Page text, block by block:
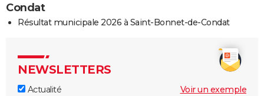
Condat
Résultat municipale 2026 à Saint-Bonnet-de-Condat
NEWSLETTERS
Actualité
Voir un exemple